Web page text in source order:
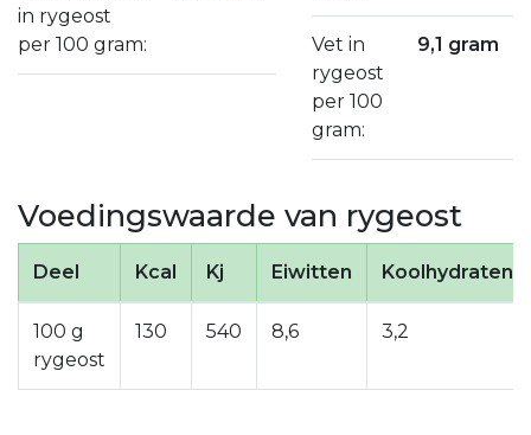
in rygeost
per 100 gram:
Vet in
rygeost
per 100
gram:
9,1 gram
Voedingswaarde van rygeost
Deel Kcal Kj Eiwitten Koolhydraten
100 g
rygeost
130 540 8,6 3,2